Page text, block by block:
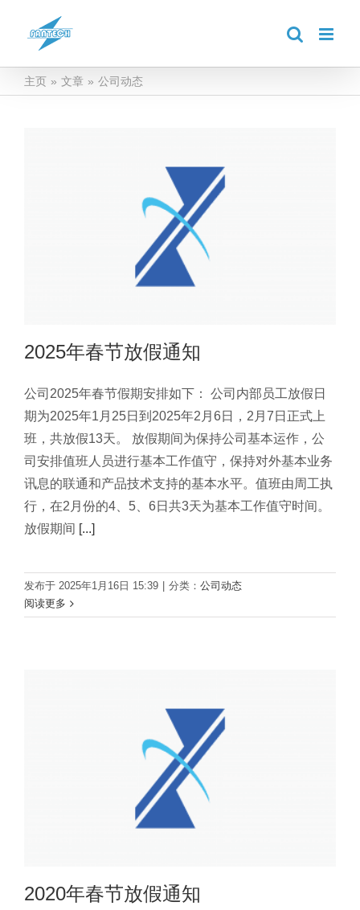
主页 » 文章 » 公司动态
2025年春节放假通知
公司动态
2025年春节放假通知
公司2025年春节假期安排如下： 公司内部员工放假日
期为2025年1月25日到2025年2月6日，2月7日正式上
班，共放假13天。 放假期间为保持公司基本运作，公
司安排值班人员进行基本工作值守，保持对外基本业务
讯息的联通和产品技术支持的基本水平。值班由周工执
行，在2月份的4、5、6日共3天为基本工作值守时间。
放假期间 [...]
发布于 2025年1月16日 15:39 分类： 公司动态
阅读更多
2020年春节放假通知
公司动态
2020年春节放假通知